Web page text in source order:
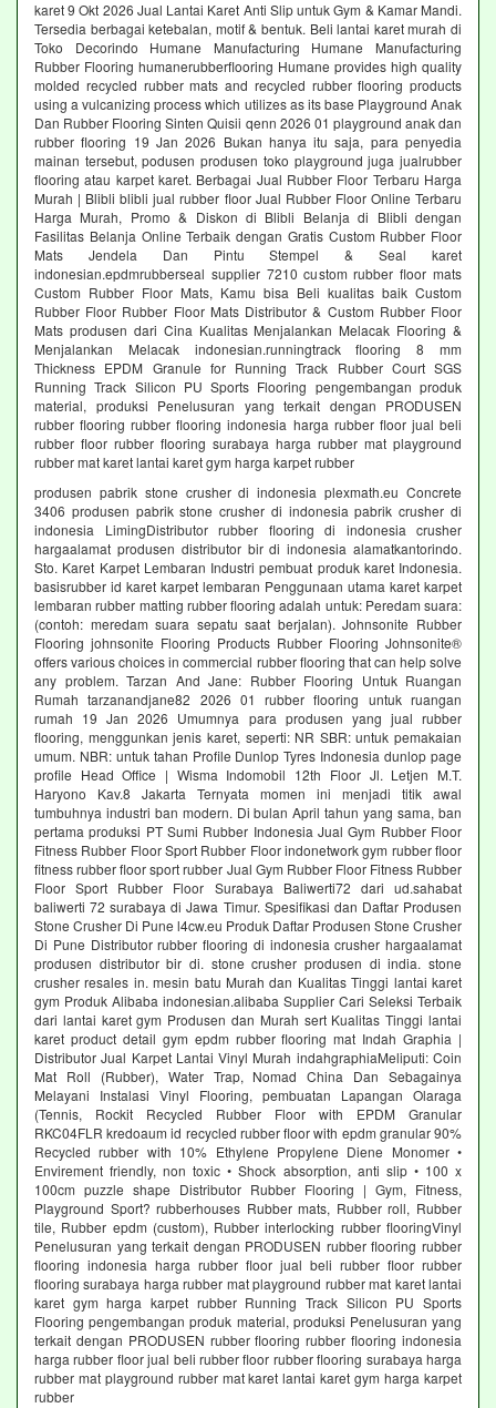
karet 9 Okt 2026 Jual Lantai Karet Anti Slip untuk Gym & Kamar Mandi.
Tersedia berbagai ketebalan, motif & bentuk. Beli lantai karet murah di
Toko Decorindo Humane Manufacturing Humane Manufacturing
Rubber Flooring humanerubberflooring Humane provides high quality
molded recycled rubber mats and recycled rubber flooring products
using a vulcanizing process which utilizes as its base Playground Anak
Dan Rubber Flooring Sinten Quisii qenn 2026 01 playground anak dan
rubber flooring 19 Jan 2026 Bukan hanya itu saja, para penyedia
mainan tersebut, podusen produsen toko playground juga jualrubber
flooring atau karpet karet. Berbagai Jual Rubber Floor Terbaru Harga
Murah | Blibli blibli jual rubber floor Jual Rubber Floor Online Terbaru
Harga Murah, Promo & Diskon di Blibli Belanja di Blibli dengan
Fasilitas Belanja Online Terbaik dengan Gratis Custom Rubber Floor
Mats Jendela Dan Pintu Stempel & Seal karet
indonesian.epdmrubberseal supplier 7210 custom rubber floor mats
Custom Rubber Floor Mats, Kamu bisa Beli kualitas baik Custom
Rubber Floor Rubber Floor Mats Distributor & Custom Rubber Floor
Mats produsen dari Cina Kualitas Menjalankan Melacak Flooring &
Menjalankan Melacak indonesian.runningtrack flooring 8 mm
Thickness EPDM Granule for Running Track Rubber Court SGS
Running Track Silicon PU Sports Flooring pengembangan produk
material, produksi Penelusuran yang terkait dengan PRODUSEN
rubber flooring rubber flooring indonesia harga rubber floor jual beli
rubber floor rubber flooring surabaya harga rubber mat playground
rubber mat karet lantai karet gym harga karpet rubber
produsen pabrik stone crusher di indonesia plexmath.eu Concrete
3406 produsen pabrik stone crusher di indonesia pabrik crusher di
indonesia LimingDistributor rubber flooring di indonesia crusher
hargaalamat produsen distributor bir di indonesia alamatkantorindo.
Sto. Karet Karpet Lembaran Industri pembuat produk karet Indonesia.
basisrubber id karet karpet lembaran Penggunaan utama karet karpet
lembaran rubber matting rubber flooring adalah untuk: Peredam suara:
(contoh: meredam suara sepatu saat berjalan). Johnsonite Rubber
Flooring johnsonite Flooring Products Rubber Flooring Johnsonite®
offers various choices in commercial rubber flooring that can help solve
any problem. Tarzan And Jane: Rubber Flooring Untuk Ruangan
Rumah tarzanandjane82 2026 01 rubber flooring untuk ruangan
rumah 19 Jan 2026 Umumnya para produsen yang jual rubber
flooring, menggunkan jenis karet, seperti: NR SBR: untuk pemakaian
umum. NBR: untuk tahan Profile Dunlop Tyres Indonesia dunlop page
profile Head Office | Wisma Indomobil 12th Floor Jl. Letjen M.T.
Haryono Kav.8 Jakarta Ternyata momen ini menjadi titik awal
tumbuhnya industri ban modern. Di bulan April tahun yang sama, ban
pertama produksi PT Sumi Rubber Indonesia Jual Gym Rubber Floor
Fitness Rubber Floor Sport Rubber Floor indonetwork gym rubber floor
fitness rubber floor sport rubber Jual Gym Rubber Floor Fitness Rubber
Floor Sport Rubber Floor Surabaya Baliwerti72 dari ud.sahabat
baliwerti 72 surabaya di Jawa Timur. Spesifikasi dan Daftar Produsen
Stone Crusher Di Pune l4cw.eu Produk Daftar Produsen Stone Crusher
Di Pune Distributor rubber flooring di indonesia crusher hargaalamat
produsen distributor bir di. stone crusher produsen di india. stone
crusher resales in. mesin batu Murah dan Kualitas Tinggi lantai karet
gym Produk Alibaba indonesian.alibaba Supplier Cari Seleksi Terbaik
dari lantai karet gym Produsen dan Murah sert Kualitas Tinggi lantai
karet product detail gym epdm rubber flooring mat Indah Graphia |
Distributor Jual Karpet Lantai Vinyl Murah indahgraphiaMeliputi: Coin
Mat Roll (Rubber), Water Trap, Nomad China Dan Sebagainya
Melayani Instalasi Vinyl Flooring, pembuatan Lapangan Olaraga
(Tennis, Rockit Recycled Rubber Floor with EPDM Granular
RKC04FLR kredoaum id recycled rubber floor with epdm granular 90%
Recycled rubber with 10% Ethylene Propylene Diene Monomer •
Envirement friendly, non toxic • Shock absorption, anti slip • 100 x
100cm puzzle shape Distributor Rubber Flooring | Gym, Fitness,
Playground Sport? rubberhouses Rubber mats, Rubber roll, Rubber
tile, Rubber epdm (custom), Rubber interlocking rubber flooringVinyl
Penelusuran yang terkait dengan PRODUSEN rubber flooring rubber
flooring indonesia harga rubber floor jual beli rubber floor rubber
flooring surabaya harga rubber mat playground rubber mat karet lantai
karet gym harga karpet rubber Running Track Silicon PU Sports
Flooring pengembangan produk material, produksi Penelusuran yang
terkait dengan PRODUSEN rubber flooring rubber flooring indonesia
harga rubber floor jual beli rubber floor rubber flooring surabaya harga
rubber mat playground rubber mat karet lantai karet gym harga karpet
rubber